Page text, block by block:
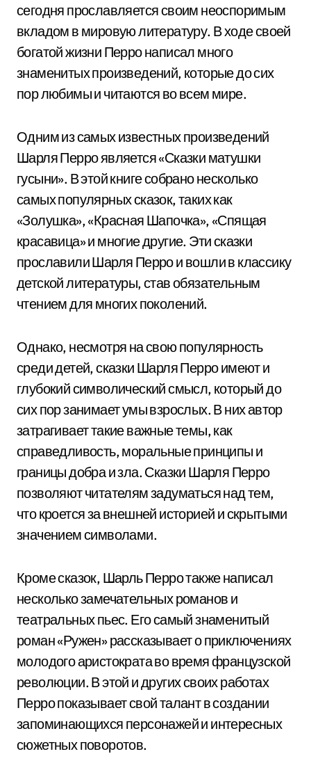
сегодня прославляется своим неоспоримым
вкладом в мировую литературу. В ходе своей
богатой жизни Перро написал много
знаменитых произведений, которые до сих
пор любимы и читаются во всем мире.
Одним из самых известных произведений
Шарля Перро является «Сказки матушки
гусыни». В этой книге собрано несколько
самых популярных сказок, таких как
«Золушка», «Красная Шапочка», «Спящая
красавица» и многие другие. Эти сказки
прославили Шарля Перро и вошли в классику
детской литературы, став обязательным
чтением для многих поколений.
Однако, несмотря на свою популярность
среди детей, сказки Шарля Перро имеют и
глубокий символический смысл, который до
сих пор занимает умы взрослых. В них автор
затрагивает такие важные темы, как
справедливость, моральные принципы и
границы добра и зла. Сказки Шарля Перро
позволяют читателям задуматься над тем,
что кроется за внешней историей и скрытыми
значением символами.
Кроме сказок, Шарль Перро также написал
несколько замечательных романов и
театральных пьес. Его самый знаменитый
роман «Ружен» рассказывает о приключениях
молодого аристократа во время французской
революции. В этой и других своих работах
Перро показывает свой талант в создании
запоминающихся персонажей и интересных
сюжетных поворотов.